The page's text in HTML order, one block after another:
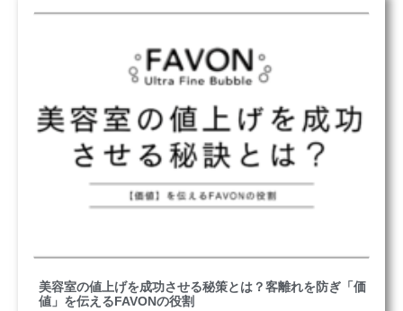
美容室の値上げを成功させる秘策とは？客離れを防ぎ「価
値」を伝えるFAVONの役割